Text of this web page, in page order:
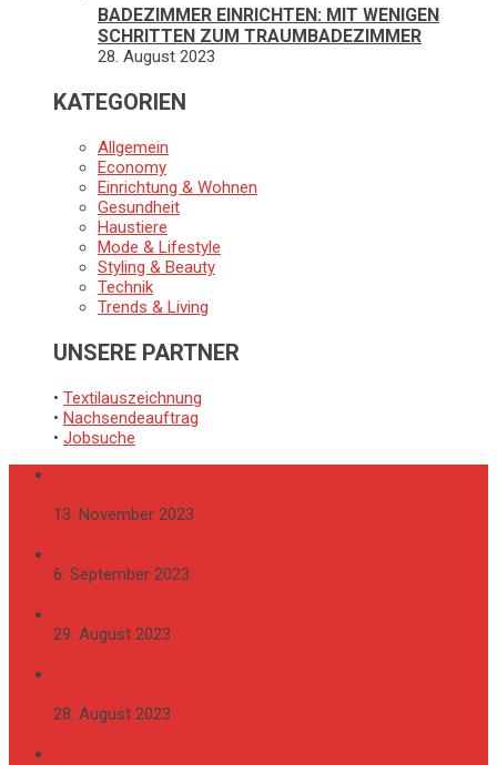
BADEZIMMER EINRICHTEN: MIT WENIGEN
SCHRITTEN ZUM TRAUMBADEZIMMER
28. August 2023
KATEGORIEN
Allgemein
Economy
Einrichtung & Wohnen
Gesundheit
Haustiere
Mode & Lifestyle
Styling & Beauty
Technik
Trends & Living
UNSERE PARTNER
• Textilauszeichnung
• Nachsendeauftrag
• Jobsuche
13. November 2023
6. September 2023
29. August 2023
28. August 2023